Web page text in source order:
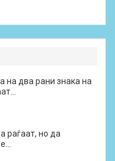
на два рани знака на
раѓаат, но да